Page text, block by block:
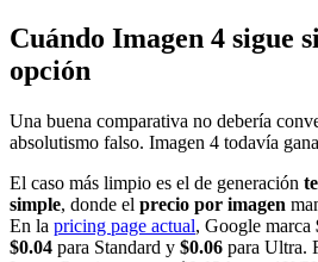
Cuándo Imagen 4 sigue
opción
Una buena comparativa no debería
absolutismo falso. Imagen 4 todavía
El caso más limpio es el de generación
simple, donde el precio por imagen
En la pricing page actual, Google marca
$0.04 para Standard y $0.06 para Ultra.